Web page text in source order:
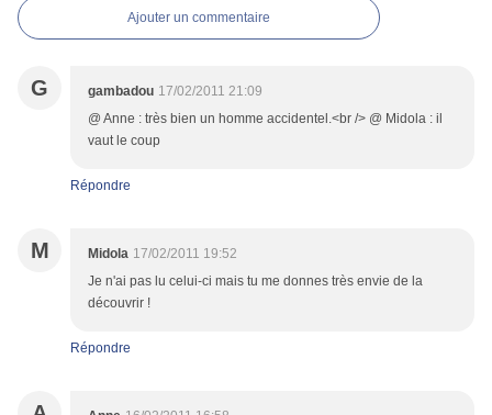
Ajouter un commentaire
G gambadou 17/02/2011 21:09
@ Anne : très bien un homme accidentel.<br /> @ Midola : il
vaut le coup
Répondre
M Midola 17/02/2011 19:52
Je n'ai pas lu celui-ci mais tu me donnes très envie de la
découvrir !
Répondre